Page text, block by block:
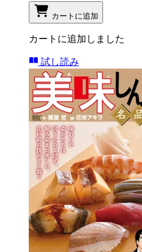
カートに追加
カートに追加しました
試し読み